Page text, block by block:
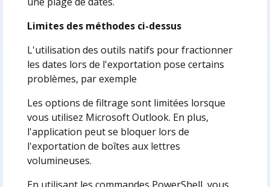
Limites des méthodes ci-dessus
L'utilisation des outils natifs pour fractionner
les dates lors de l'exportation pose certains
problèmes, par exemple
Les options de filtrage sont limitées lorsque
vous utilisez Microsoft Outlook. En plus,
l'application peut se bloquer lors de
l'exportation de boîtes aux lettres
volumineuses.